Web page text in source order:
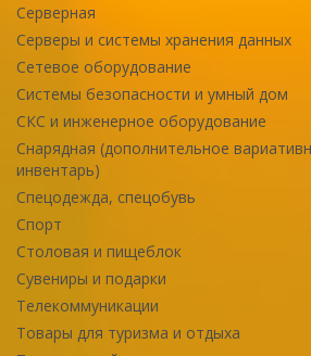
Серверная
Серверы и системы хранения данных
Сетевое оборудование
Системы безопасности и умный дом
СКС и инженерное оборудование
Снарядная (дополнительное
инвентарь)
Спецодежда, спецобувь
Спорт
Столовая и пищеблок
Сувениры и подарки
Телекоммуникации
Товары для туризма и отдыха